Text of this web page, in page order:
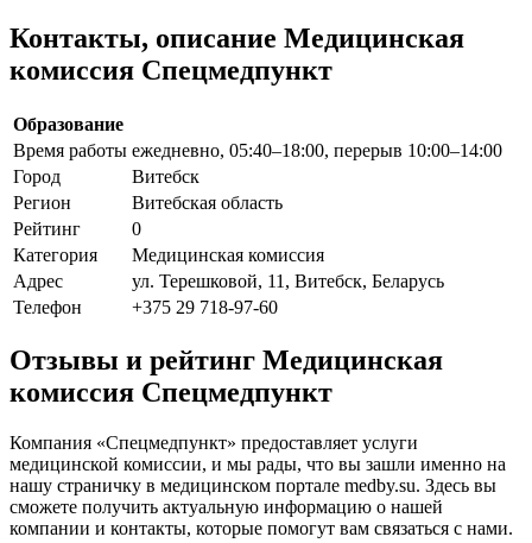
Контакты, описание Медицинская
комиссия Спецмедпункт
Образование
Время работы ежедневно, 05:40–18:00, перерыв 10:00–14:00
Город
Витебск
Регион
Витебская область
Рейтинг
0
Категория
Медицинская комиссия
Адрес
ул. Терешковой, 11, Витебск, Беларусь
Телефон
+375 29 718-97-60
Отзывы и рейтинг Медицинская
комиссия Спецмедпункт
Компания «Спецмедпункт» предоставляет услуги
медицинской комиссии, и мы рады, что вы зашли именно на
нашу страничку в медицинском портале medby.su. Здесь вы
сможете получить актуальную информацию о нашей
компании и контакты, которые помогут вам связаться с нами.